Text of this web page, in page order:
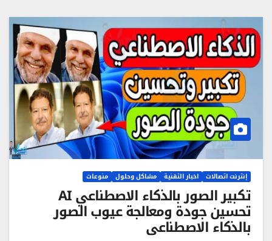
إنترنت اتصالات اخبار التقنية مشاكل وحلول منوعات
تكبير الصور بالذكاء الاصطناعي AI
تحسين جودة ومعالجة عيوب الصور
بالذكاء الاصطناعي